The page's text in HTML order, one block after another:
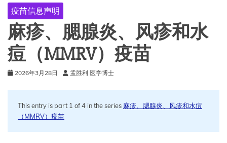
疫苗信息声明
麻疹、腮腺炎、风疹和水
痘（MMRV）疫苗
2026年3月28日 孟胜利 医学博士
This entry is part 1 of 4 in the series 麻疹、腮腺炎、风疹和水痘
（MMRV）疫苗